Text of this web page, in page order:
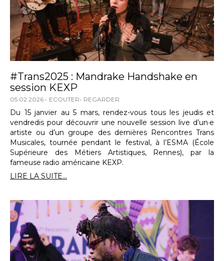
#Trans2025 : Mandrake Handshake en
session KEXP
05.02.2026 ECOUTER REGARDER
Du 15 janvier au 5 mars, rendez-vous tous les jeudis et
vendredis pour découvrir une nouvelle session live d’un·e
artiste ou d’un groupe des dernières Rencontres Trans
Musicales, tournée pendant le festival, à l’ESMA (École
Supérieure des Métiers Artistiques, Rennes), par la
fameuse radio américaine KEXP.
LIRE LA SUITE...